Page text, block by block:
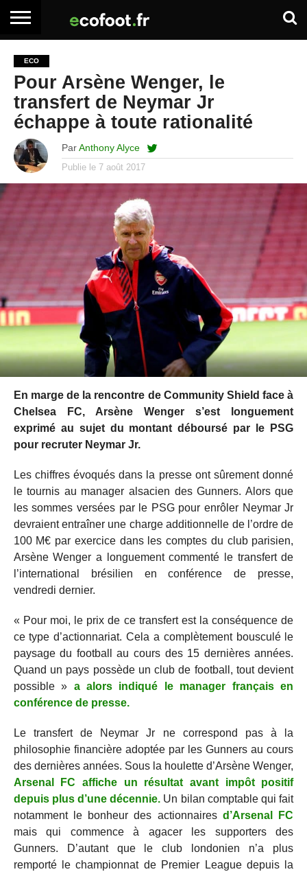
ARTICLES
PREMIUM
ADHÉSION
PREMIUM
SE
CONNECTER
EMPLOI
BOITE
À
OUTILS
ECO
Pour Arsène Wenger, le
transfert de Neymar Jr
échappe à toute rationalité
Par Anthony Alyce
Publie le 7 août 2017
En marge de la rencontre de Community Shield face à
Chelsea FC, Arsène Wenger s’est longuement
exprimé au sujet du montant déboursé par le PSG
pour recruter Neymar Jr.
Les chiffres évoqués dans la presse ont sûrement donné
le tournis au manager alsacien des Gunners. Alors que
les sommes versées par le PSG pour enrôler Neymar Jr
devraient entraîner une charge additionnelle de l’ordre de
100 M€ par exercice dans les comptes du club parisien,
Arsène Wenger a longuement commenté le transfert de
l’international brésilien en conférence de presse,
vendredi dernier.
« Pour moi, le prix de ce transfert est la conséquence de
ce type d’actionnariat. Cela a complètement bousculé le
paysage du football au cours des 15 dernières années.
Quand un pays possède un club de football, tout devient
possible » a alors indiqué le manager français en
conférence de presse.
Le transfert de Neymar Jr ne correspond pas à la
philosophie financière adoptée par les Gunners au cours
des dernières années. Sous la houlette d’Arsène Wenger,
Arsenal FC affiche un résultat avant impôt positif
depuis plus d’une décennie. Un bilan comptable qui fait
notamment le bonheur des actionnairesd’Arsenal FC
mais qui commence à agacer les supporters des
Gunners. D’autant que le club londonien n’a plus
remporté le championnat de Premier League depuis la